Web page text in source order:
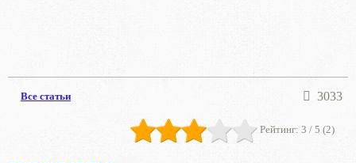
Все статьи 3033
Рейтинг: 3 / 5 (2)